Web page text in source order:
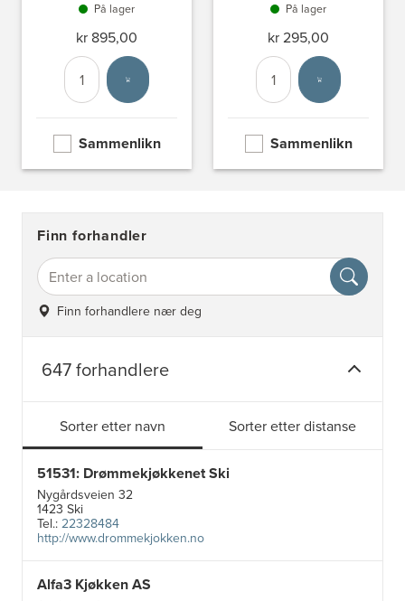
På lager
kr 895,00
Antall
Velg enhet
Sammenlikn
På lager
kr 295,00
Antall
Velg enhet
Sammenlikn
Finn forhandler
Finn forhandlere nær deg
647 forhandlere
Sorter etter navn Sorter etter distanse
51531: Drømmekjøkkenet Ski
Nygårdsveien 32
1423 Ski
Tel.:22328484
http://www.drommekjokken.no
Alfa3 Kjøkken AS